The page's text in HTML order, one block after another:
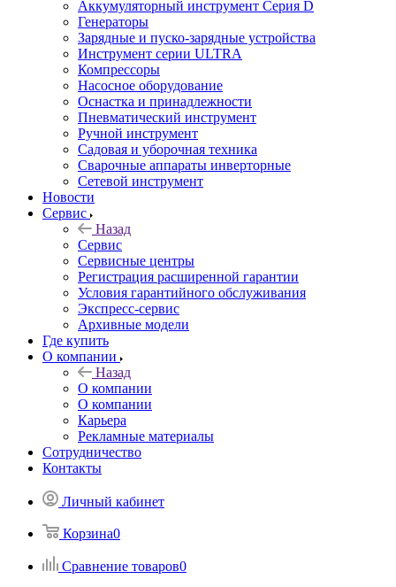
Аккумуляторный инструмент Серия D
Генераторы
Зарядные и пуско-зарядные устройства
Инструмент серии ULTRA
Компрессоры
Насосное оборудование
Оснастка и принадлежности
Пневматический инструмент
Ручной инструмент
Садовая и уборочная техника
Сварочные аппараты инверторные
Сетевой инструмент
Новости
Сервис
Назад
Сервис
Сервисные центры
Регистрация расширенной гарантии
Условия гарантийного обслуживания
Экспресс-сервис
Архивные модели
Где купить
О компании
Назад
О компании
О компании
Карьера
Рекламные материалы
Сотрудничество
Контакты
Личный кабинет
Корзина0
Сравнение товаров0